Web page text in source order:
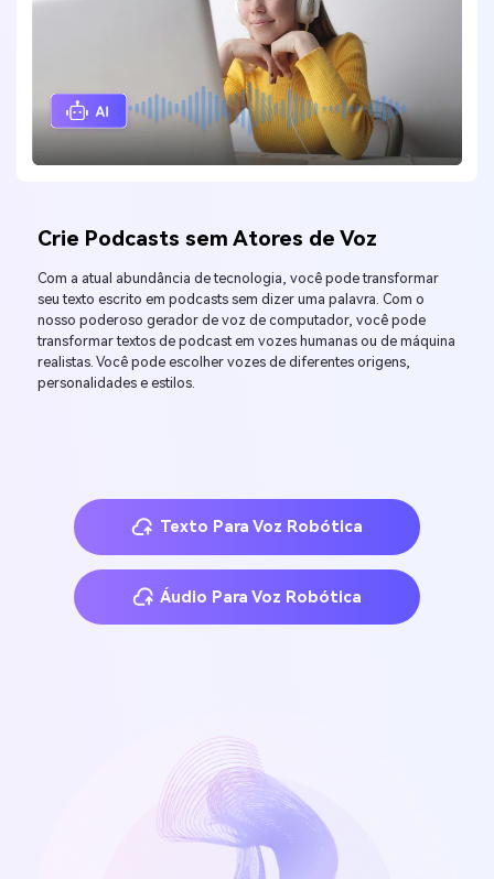
Crie Podcasts sem Atores de Voz
Com a atual abundância de tecnologia, você pode transformar
seu texto escrito em podcasts sem dizer uma palavra. Com o
nosso poderoso gerador de voz de computador, você pode
transformar textos de podcast em vozes humanas ou de máquina
realistas. Você pode escolher vozes de diferentes origens,
personalidades e estilos.
Texto Para Voz Robótica
Áudio Para Voz Robótica